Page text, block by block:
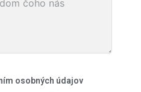
osobných údajov